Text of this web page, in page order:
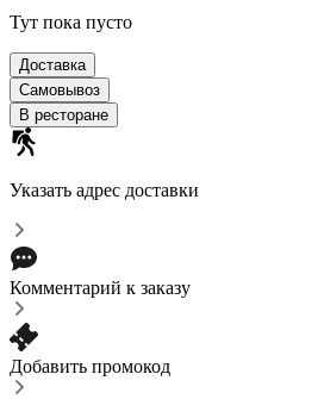
Тут пока пусто
Доставка
Самовывоз
В ресторане
Указать адрес доставки
Комментарий к заказу
Добавить промокод